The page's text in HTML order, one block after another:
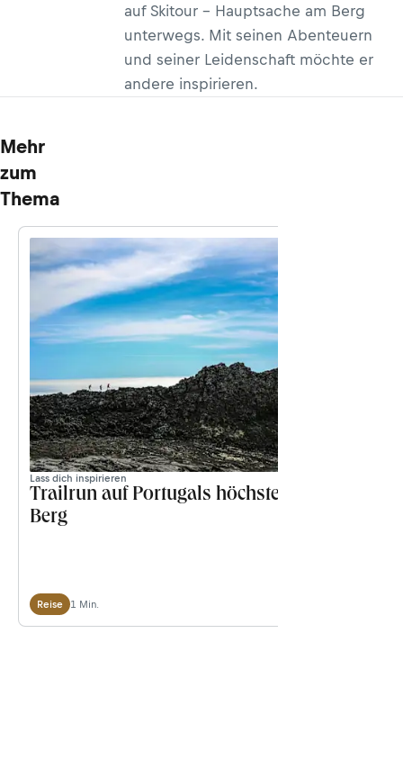
auf Skitour – Hauptsache am Berg
unterwegs. Mit seinen Abenteuern
und seiner Leidenschaft möchte er
andere inspirieren.
Mehr
zum
Thema
Lass dich inspirieren
Trailrun auf Portugals höchsten
Berg
Reise 1 Min.